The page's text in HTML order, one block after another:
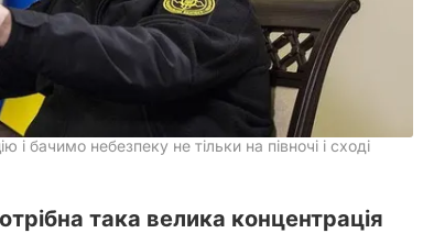
бачимо небезпеку не тільки на півночі і сході
така велика концентрація